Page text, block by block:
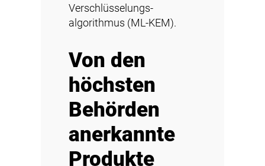
Verschlüsselungs-
algorithmus (ML-KEM).
Von den
höchsten
Behörden
anerkannte
Produkte